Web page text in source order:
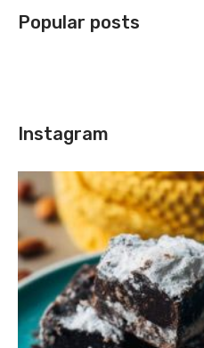
Popular posts
Instagram